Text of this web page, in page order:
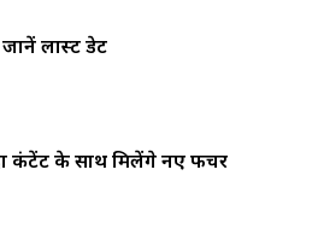
लास्ट डेट
कंटेंट के साथ मिलेंगे नए फीचर